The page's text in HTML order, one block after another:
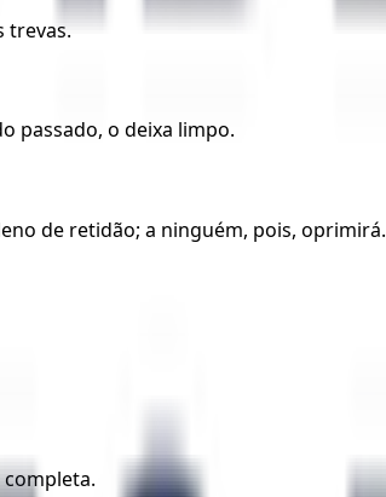
trevas.
passado, o deixa limpo.
de retidão; a ninguém, pois, oprimirá.
completa.